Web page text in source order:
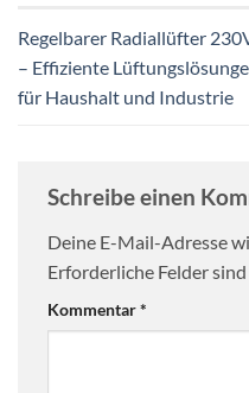
Regelbarer Radiallüfter
– Effiziente
für Haushalt und Industrie
Schreibe einen
Deine E-Mail-Adresse
Erforderliche Felder
Kommentar*